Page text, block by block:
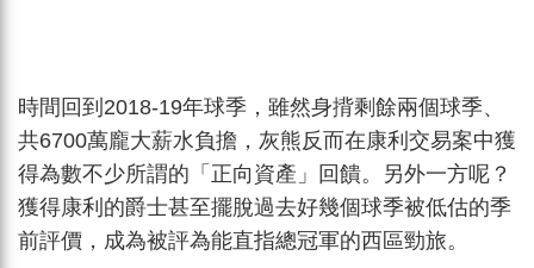
時間回到2018-19年球季，雖然身揹剩餘兩個球季、
共6700萬龐大薪水負擔，灰熊反而在康利交易案中獲
得為數不少所謂的「正向資產」回饋。另外一方呢？
獲得康利的爵士甚至擺脫過去好幾個球季被低估的季
前評價，成為被評為能直指總冠軍的西區勁旅。